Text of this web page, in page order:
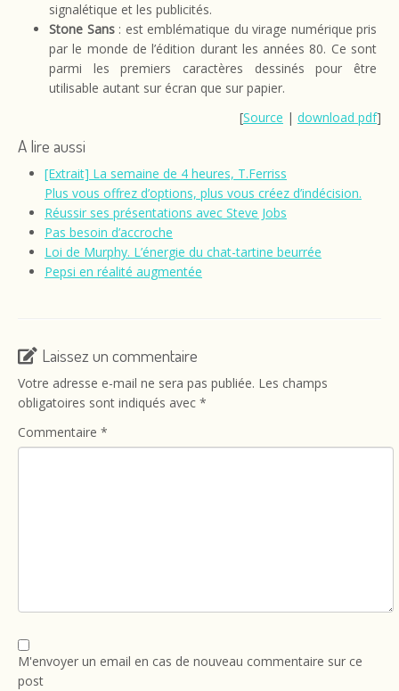
signalétique et les publicités.
Stone Sans: est emblématique du virage numérique pris
par le monde de l’édition durant les années 80. Ce sont
parmi les premiers caractères dessinés pour être
utilisable autant sur écran que sur papier.
[Source | download pdf]
A lire aussi
[Extrait] La semaine de 4 heures, T.Ferriss
Plus vous offrez d’options, plus vous créez d’indécision.
Réussir ses présentations avec Steve Jobs
Pas besoin d’accroche
Loi de Murphy. L’énergie du chat-tartine beurrée
Pepsi en réalité augmentée
Laissez un commentaire
Votre adresse e-mail ne sera pas publiée. Les champs
obligatoires sont indiqués avec *
Commentaire *
M'envoyer un email en cas de nouveau commentaire sur ce
post